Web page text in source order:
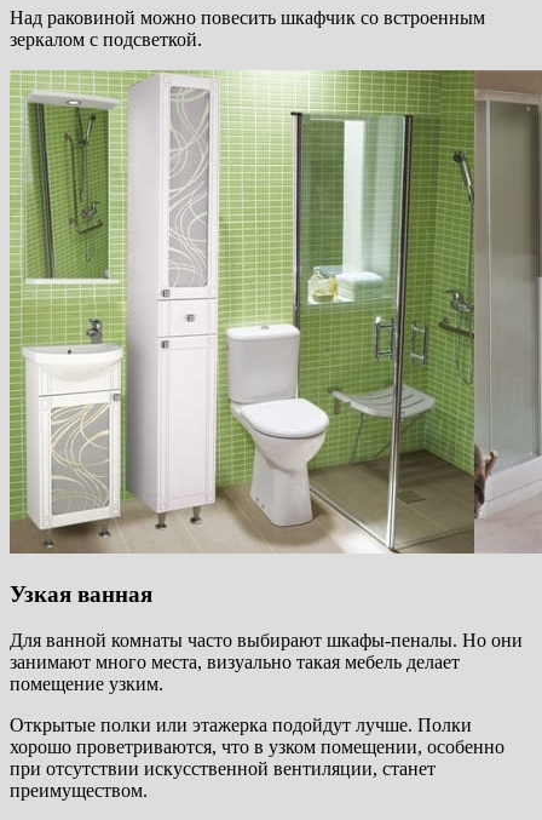
Над раковиной можно повесить шкафчик со встроенным
зеркалом с подсветкой.
Узкая ванная
Для ванной комнаты часто выбирают шкафы-пеналы. Но они
занимают много места, визуально такая мебель делает
помещение узким.
Открытые полки или этажерка подойдут лучше. Полки
хорошо проветриваются, что в узком помещении, особенно
при отсутствии искусственной вентиляции, станет
преимуществом.